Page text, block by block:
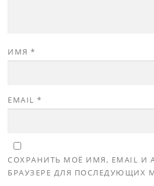
ИМЯ*
EMAIL*
СОХРАНИТЬ МОЁ ИМЯ, EMAIL И
БРАУЗЕРЕ ДЛЯ ПОСЛЕДУЮЩИХ